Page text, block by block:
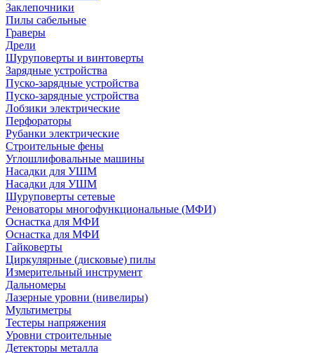
Заклепочники
Пилы сабельные
Граверы
Дрели
Шуруповерты и винтоверты
Зарядные устройства
Пуско-зарядные устройства
Пуско-зарядные устройства
Лобзики электрические
Перфораторы
Рубанки электрические
Строительные фены
Углошлифовальные машины
Насадки для УШМ
Насадки для УШМ
Шуруповерты сетевые
Реноваторы многофункциональные (МФИ)
Оснастка для МФИ
Оснастка для МФИ
Гайковерты
Циркулярные (дисковые) пилы
Измерительный инструмент
Дальномеры
Лазерные уровни (нивелиры)
Мультиметры
Тестеры напряжения
Уровни строительные
Детекторы металла